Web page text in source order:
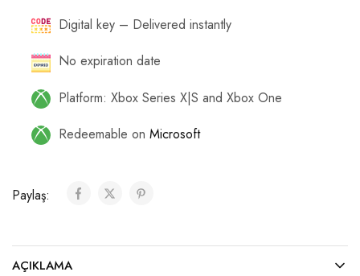
Digital key – Delivered instantly
No expiration date
Platform: Xbox Series X|S and Xbox One
Redeemable on Microsoft
Paylaş:
AÇIKLAMA